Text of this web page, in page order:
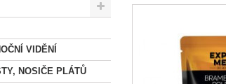
VIDĚNÍ
NOSIČE PLÁTŮ